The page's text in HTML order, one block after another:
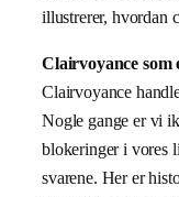
illustrerer, hvordan
Clairvoyance som
Clairvoyance
Nogle gange er vi
blokeringer i vores
svarene. Her er